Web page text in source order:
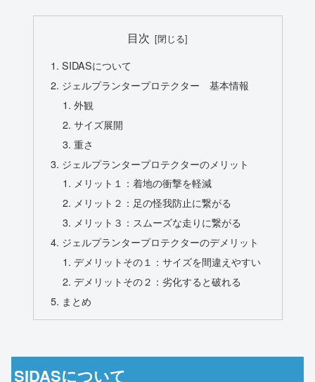
目次
SIDASについて
ジェルプランタープロテクター 基本情報
外観
サイズ展開
重さ
ジェルプランタープロテクターのメリット
メリット１：着地の衝撃を軽減
メリット２：足の怪我防止に繋がる
メリット３：スムーズな走りに繋がる
ジェルプランタープロテクターのデメリット
デメリットその１：サイズを間違えやすい
デメリットその２：劣化すると破れる
まとめ
SIDASについて